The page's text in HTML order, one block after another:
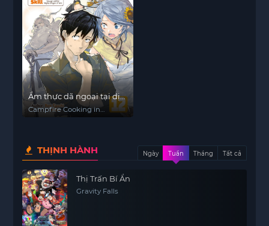
Ẩm thực dã ngoại tại dị
giới với kỹ năng không
tưởng
Campfire Cooking in
THỊNH HÀNH Ngày Tuần Tháng Tất cả
Thị Trấn Bí Ẩn
Gravity Falls